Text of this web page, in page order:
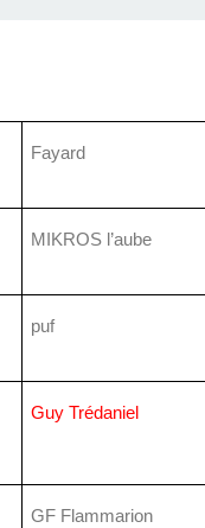
Fayard
MIKROS l’aube
puf
Guy Trédaniel
GF Flammarion